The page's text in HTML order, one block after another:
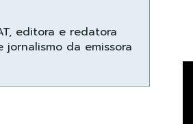
editora e redatora
da emissora